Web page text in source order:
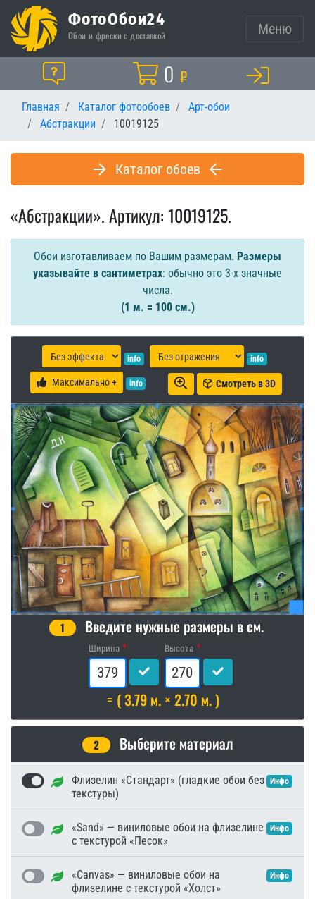
ФотоОбои24
Обои и фрески с доставкой Меню
Помощь Корзина
0 ₽
Главная Каталог фотообоев
Арт-обои
Абстракции
10019125
Каталог обоев
«Абстракции». Артикул: 10019125.
Обои изготавливаем по Вашим размерам. Размеры
указывайте в сантиметрах: обычно это 3-х значные
числа.
(1 м. = 100 см.)
info info
Максимально + info Смотреть в 3D
1 Введите нужные размеры в см.
Ширина Высота
= ( 3.79 м. × 2.70 м. )
2 Выберите материал
Флизелин «Стандарт» (гладкие обои без
текстуры)
Инфо
«Sand» — виниловые обои на флизелине
с текстурой «Песок»
Инфо
«Canvas» — виниловые обои на
флизелине с текстурой «Холст»
Инфо